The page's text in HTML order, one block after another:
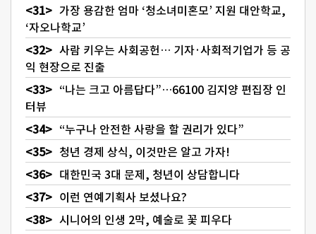
가장 용감한 엄마 ‘청소녀미혼모’ 지원 대안학교,
‘자오나학교’
사람 키우는 사회공헌… 기자·사회적기업가 등 공
익 현장으로 진출
“나는 크고 아름답다”…66100 김지양 편집장 인
터뷰
“누구나 안전한 사랑을 할 권리가 있다”
청년 경제 상식, 이것만은 알고 가자!
대한민국 3대 문제, 청년이 상담합니다
이런 연예기획사 보셨나요?
시니어의 인생 2막, 예술로 꽃 피우다